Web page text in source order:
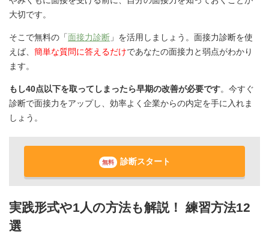
大切です。
そこで無料の「面接力診断 」を活用しましょう。面接力診断を使
えば、 簡単な質問に答えるだけであなたの面接力と弱点がわかり
ます。
もし40点以下を取ってしまったら早期の改善が必要です。今すぐ
診断で面接力をアップし、効率よく企業からの内定を手に入れま
しょう。
無料 診断スタート
実践形式や1人の方法も解説！ 練習方法12
選